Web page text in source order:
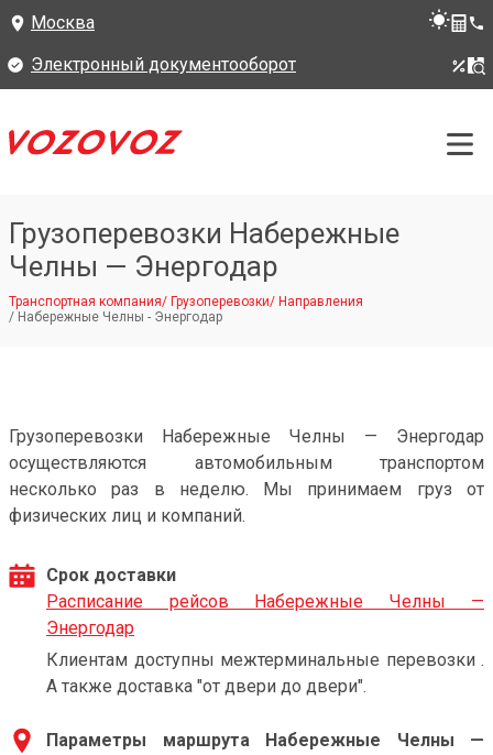
Москва
Электронный документооборот
Грузоперевозки Набережные
Челны — Энергодар
Транспортная компания/ Грузоперевозки/ Направления
/ Набережные Челны - Энергодар
Грузоперевозки Набережные Челны — Энергодар
осуществляются автомобильным транспортом
несколько раз в неделю. Мы принимаем груз от
физических лиц и компаний.
Срок доставки
Расписание рейсов Набережные Челны —
Энергодар
Клиентам доступны межтерминальные перевозки .
А также доставка "от двери до двери".
Параметры маршрута Набережные Челны —